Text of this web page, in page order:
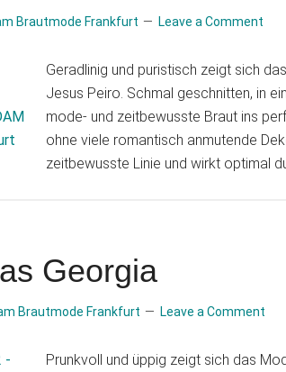
Brautmode Frankfurt Leave a Comment
Geradlinig und puristisch zeigt sich
Jesus Peiro. Schmal geschnitten, in
mode- und zeitbewusste Braut ins
ohne viele romantisch anmutende
zeitbewusste Linie und wirkt optimal
Georgia
Brautmode Frankfurt Leave a Comment
Prunkvoll und üppig zeigt sich das